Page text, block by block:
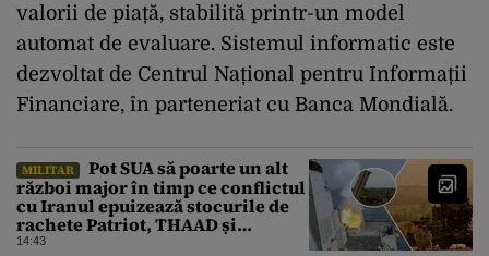
valorii de piață, stabilită printr-un model
automat de evaluare. Sistemul informatic este
dezvoltat de Centrul Național pentru Informații
Financiare, în parteneriat cu Banca Mondială.
MILITAR
Pot SUA să poarte un alt
război major în timp ce conflictul
cu Iranul epuizează stocurile de
rachete Patriot, THAAD și
Tomahawk?
14:43